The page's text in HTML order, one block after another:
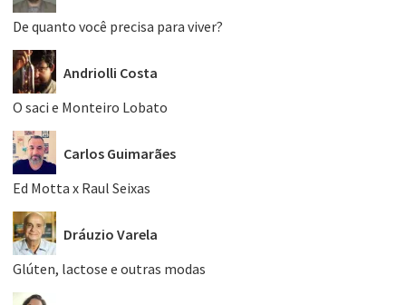
De quanto você precisa para viver?
Andriolli Costa
O saci e Monteiro Lobato
Carlos Guimarães
Ed Motta x Raul Seixas
Dráuzio Varela
Glúten, lactose e outras modas